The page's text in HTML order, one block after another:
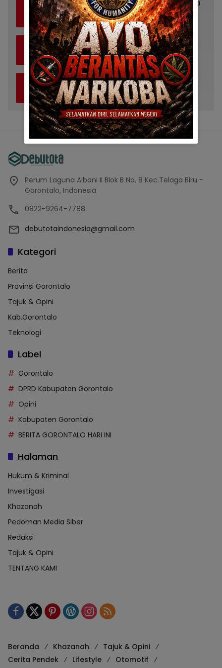
Tips Menyampaikan Pesan dengan Gaya
yang Unik
20 April 2024 0
4
Menggunakan Berbagai Cara untuk
Menyampaikan Pesan dengan Efektif
20 April 2024 0
5
Menemukan Cara Berbeda dalam
Berbicara
20 April 2024 0
Perum Laguna Albani II Blok B No. 8 Kec.Telaga Biru -
Gorontalo, Indonesia
0822-9264-7788
debutotaindonesia@gmail.com
Kategori
Berita
Provinsi Gorontalo
Tajuk & Opini
Kab.Gorontalo
Teknologi
Label
Gorontalo
DPRD Kabupaten Gorontalo
Opini
Kabupaten Gorontalo
BERITA GORONTALO HARI INI
Halaman
Hukum & Kriminal
Investigasi
Khazanah
Pedoman Media Siber
Redaksi
Tajuk & Opini
TENTANG KAMI
Beranda Khazanah
Tajuk & Opini
Cerita Pendek
Lifestyle
Otomotif